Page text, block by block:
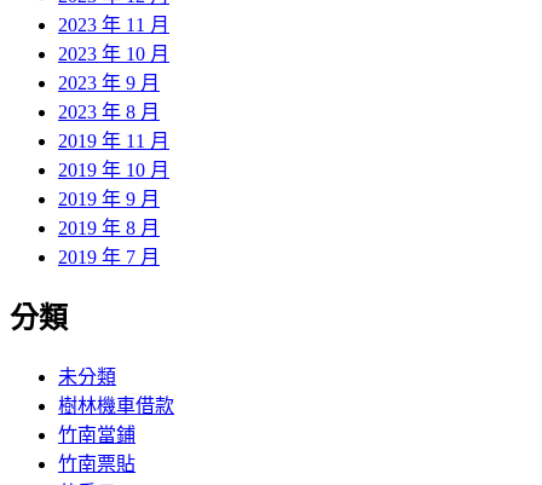
2023 年 11 月
2023 年 10 月
2023 年 9 月
2023 年 8 月
2019 年 11 月
2019 年 10 月
2019 年 9 月
2019 年 8 月
2019 年 7 月
分類
未分類
樹林機車借款
竹南當鋪
竹南票貼